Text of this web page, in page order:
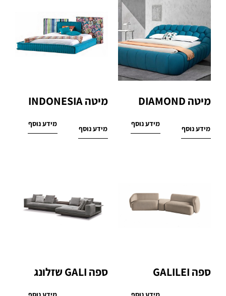
מיטה DIAMOND
מידע נוסף
מידע נוסף
מיטה INDONESIA
מידע נוסף
מידע נוסף
ספה GALILEI ספה GALI שזלונג